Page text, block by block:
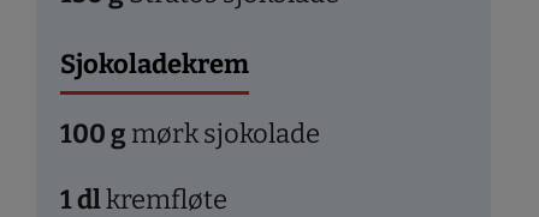
Sjokoladekrem
100g mørk sjokolade
1dlkremfløte